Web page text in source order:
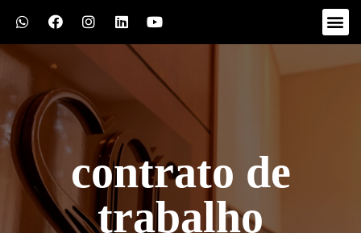
contrato de
trabalho